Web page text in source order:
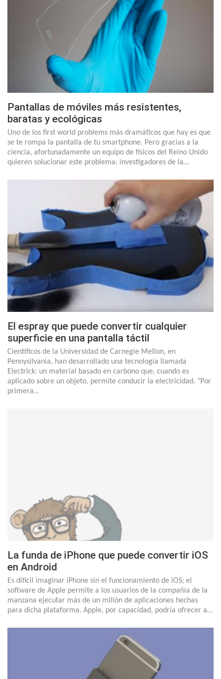
Pantallas de móviles más resistentes,
baratas y ecológicas
Uno de los first world problems más dramáticos que hay es que
se te rompa la pantalla de tu smartphone. Pero gracias a la
ciencia, afortunadamente un equipo de físicos del Reino Unido
quieren solucionar este problema: investigadores de la…
El espray que puede convertir cualquier
superficie en una pantalla táctil
Científicos de la Universidad de Carnegie Mellon, en
Pennysilvania, han desarrollado una tecnología llamada
Electrick: un material basado en carbono que, cuando es
aplicado sobre un objeto, permite conducir la electricidad. "Por
primera…
La funda de iPhone que puede convertir iOS
en Android
Es difícil imaginar iPhone sin el funcionamiento de iOS; el
software de Apple permite a los usuarios de la compañía de la
manzana ejecutar más de un millón de aplicaciones hechas
para dicha plataforma. Apple, por capacidad, podría ofrecer a…